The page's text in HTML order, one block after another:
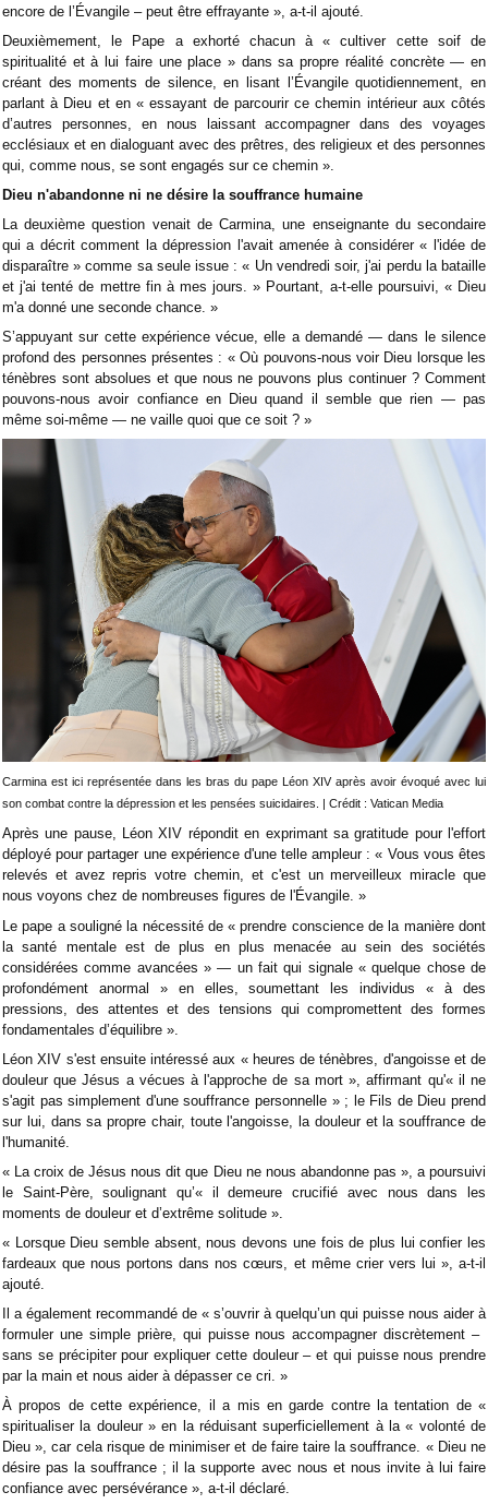
encore de l’Évangile – peut être effrayante », a-t-il ajouté.
Deuxièmement, le Pape a exhorté chacun à « cultiver cette soif de
spiritualité et à lui faire une place » dans sa propre réalité concrète — en
créant des moments de silence, en lisant l’Évangile quotidiennement, en
parlant à Dieu et en « essayant de parcourir ce chemin intérieur aux côtés
d’autres personnes, en nous laissant accompagner dans des voyages
ecclésiaux et en dialoguant avec des prêtres, des religieux et des personnes
qui, comme nous, se sont engagés sur ce chemin ».
Dieu n'abandonne ni ne désire la souffrance humaine
La deuxième question venait de Carmina, une enseignante du secondaire
qui a décrit comment la dépression l'avait amenée à considérer « l'idée de
disparaître » comme sa seule issue : « Un vendredi soir, j'ai perdu la bataille
et j'ai tenté de mettre fin à mes jours. » Pourtant, a-t-elle poursuivi, « Dieu
m'a donné une seconde chance. »
S’appuyant sur cette expérience vécue, elle a demandé — dans le silence
profond des personnes présentes : « Où pouvons-nous voir Dieu lorsque les
ténèbres sont absolues et que nous ne pouvons plus continuer ? Comment
pouvons-nous avoir confiance en Dieu quand il semble que rien — pas
même soi-même — ne vaille quoi que ce soit ? »
Carmina est ici représentée dans les bras du pape Léon XIV après avoir évoqué avec lui
son combat contre la dépression et les pensées suicidaires. | Crédit : Vatican Media
Après une pause, Léon XIV répondit en exprimant sa gratitude pour l'effort
déployé pour partager une expérience d'une telle ampleur : « Vous vous êtes
relevés et avez repris votre chemin, et c'est un merveilleux miracle que
nous voyons chez de nombreuses figures de l'Évangile. »
Le pape a souligné la nécessité de « prendre conscience de la manière dont
la santé mentale est de plus en plus menacée au sein des sociétés
considérées comme avancées » — un fait qui signale « quelque chose de
profondément anormal » en elles, soumettant les individus « à des
pressions, des attentes et des tensions qui compromettent des formes
fondamentales d’équilibre ».
Léon XIV s'est ensuite intéressé aux « heures de ténèbres, d'angoisse et de
douleur que Jésus a vécues à l'approche de sa mort », affirmant qu'« il ne
s'agit pas simplement d'une souffrance personnelle » ; le Fils de Dieu prend
sur lui, dans sa propre chair, toute l'angoisse, la douleur et la souffrance de
l'humanité.
« La croix de Jésus nous dit que Dieu ne nous abandonne pas », a poursuivi
le Saint-Père, soulignant qu’« il demeure crucifié avec nous dans les
moments de douleur et d’extrême solitude ».
« Lorsque Dieu semble absent, nous devons une fois de plus lui confier les
fardeaux que nous portons dans nos cœurs, et même crier vers lui », a-t-il
ajouté.
Il a également recommandé de « s’ouvrir à quelqu’un qui puisse nous aider à
formuler une simple prière, qui puisse nous accompagner discrètement – ​​
sans se précipiter pour expliquer cette douleur – et qui puisse nous prendre
par la main et nous aider à dépasser ce cri. »
À propos de cette expérience, il a mis en garde contre la tentation de «
spiritualiser la douleur » en la réduisant superficiellement à la « volonté de
Dieu », car cela risque de minimiser et de faire taire la souffrance. « Dieu ne
désire pas la souffrance ; il la supporte avec nous et nous invite à lui faire
confiance avec persévérance », a-t-il déclaré.